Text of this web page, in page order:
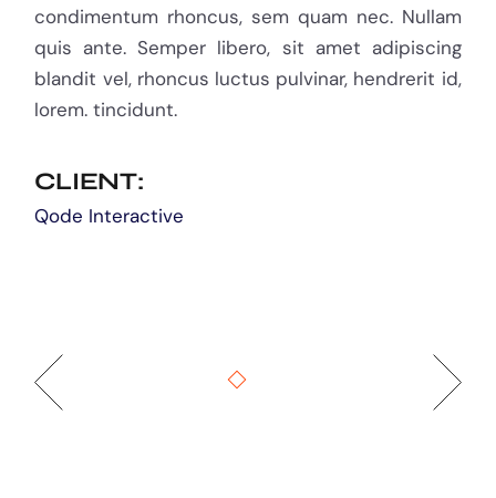
condimentum rhoncus, sem quam nec. Nullam
quis ante. Semper libero, sit amet adipiscing
blandit vel, rhoncus luctus pulvinar, hendrerit id,
lorem. tincidunt.
CLIENT:
Qode Interactive